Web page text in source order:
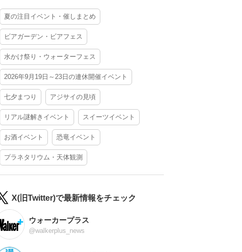
夏の注目イベント・催しまとめ
ビアガーデン・ビアフェス
水かけ祭り・ウォーターフェス
2026年9月19日～23日の連休開催イベント
七夕まつり アジサイの見頃
リアル謎解きイベント スイーツイベント
お酒イベント 恐竜イベント
プラネタリウム・天体観測
X(旧Twitter)で最新情報をチェック
ウォーカープラス
@walkerplus_news